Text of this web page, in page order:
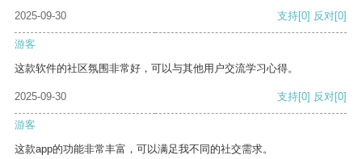
2025-09-30 支持[0] 反对[0]
游客
这款软件的社区氛围非常好，可以与其他用户交流学习心得。
2025-09-30 支持[0] 反对[0]
游客
这款app的功能非常丰富，可以满足我不同的社交需求。